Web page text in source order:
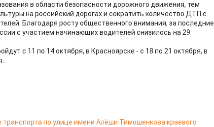
в области безопасности дорожного движения, тем
на российский дорогах и сократить количество ДТП с
Благодаря росту общественного внимания, за последние
с участием начинающих водителей снизилось на 29
с 11 по 14 октября, в Красноярске - с 18 по 21 октября, в
по улице имени Алёши Тимошенкова краевого